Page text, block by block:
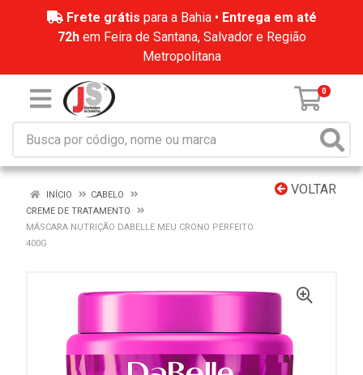
Frete grátis para a Bahia • Entrega em até
72hem Feira de Santana, Salvador e Região
Metropolitana
0
VOLTAR
INÍCIO
CABELO
CREME DE TRATAMENTO
MÁSCARA NUTRIÇÃO DABELLE MEU CRONO PERFEITO
400G